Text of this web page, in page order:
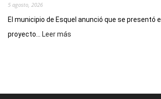
5 agosto, 2026
El municipio de Esquel anunció que se presentó el
proyecto...
Leer más
del